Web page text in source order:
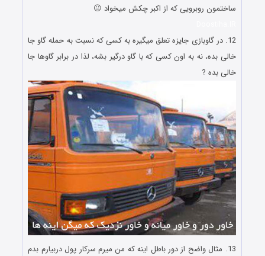
ساختمون روبرویی که از اکبر چکش میخواد 😐
12. در گاوبازی جایزه تعلق میگیره به کسی که نسبت به حمله گاو جا
خالی بده، نه به اون کسی که با گاو درگیر بشه، لذا در برابر گاوها جا
خالی بده ?
13. مثال واضح از دور باطل اینه که من میرم سرکار پول دربیارم بدم